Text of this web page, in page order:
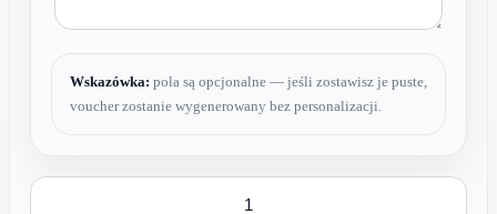
Wskazówka: pola są opcjonalne — jeśli zostawisz je puste,
voucher zostanie wygenerowany bez personalizacji.
ilość